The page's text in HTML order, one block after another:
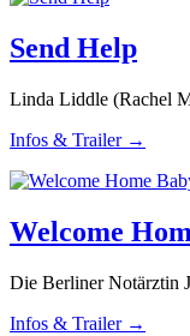
Send Help
Linda Liddle (Rachel
Infos & Trailer →
Welcome
Die Berliner Notärztin
Infos & Trailer →